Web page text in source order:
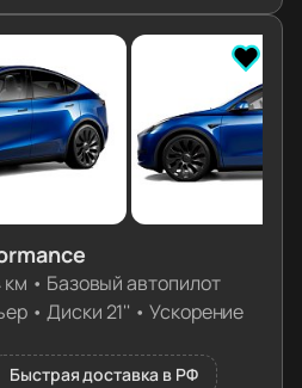
км • Базовый автопилот
•Диски 21'' • Ускорение
Быстрая доставка в РФ